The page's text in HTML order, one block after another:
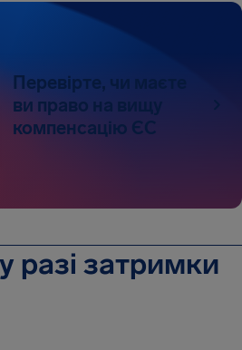
Перевірте, чи маєте
ви право на вищу
компенсацію ЄС
разі затримки